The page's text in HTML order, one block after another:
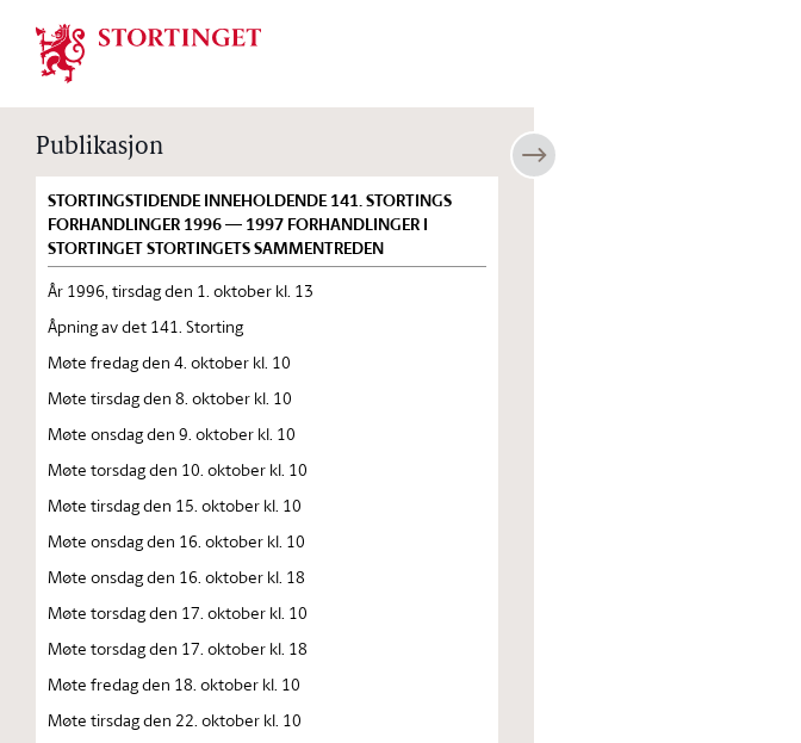
Stortinget.no
Publikasjon
STORTINGSTIDENDE INNEHOLDENDE 141. STORTINGS
FORHANDLINGER 1996 — 1997 FORHANDLINGER I
STORTINGET STORTINGETS SAMMENTREDEN
År 1996, tirsdag den 1. oktober kl. 13
Åpning av det 141. Storting
Møte fredag den 4. oktober kl. 10
Møte tirsdag den 8. oktober kl. 10
Møte onsdag den 9. oktober kl. 10
Møte torsdag den 10. oktober kl. 10
Møte tirsdag den 15. oktober kl. 10
Møte onsdag den 16. oktober kl. 10
Møte onsdag den 16. oktober kl. 18
Møte torsdag den 17. oktober kl. 10
Møte torsdag den 17. oktober kl. 18
Møte fredag den 18. oktober kl. 10
Møte tirsdag den 22. oktober kl. 10